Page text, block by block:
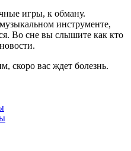
игры, к обману.
инструменте,
Во сне вы слышите как кто
скоро вас ждет болезнь.